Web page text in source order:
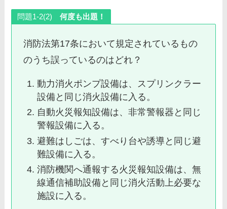
問題1-2(2) 何度も出題！
消防法第17条において規定されているもの
のうち誤っているのはどれ？
動力消火ポンプ設備は、スプリンクラー
設備と同じ消火設備に入る。
自動火災報知設備は、非常警報器と同じ
警報設備に入る。
避難はしごは、すべり台や誘導と同じ避
難設備に入る。
消防機関へ通報する火災報知設備は、無
線通信補助設備と同じ消火活動上必要な
施設に入る。